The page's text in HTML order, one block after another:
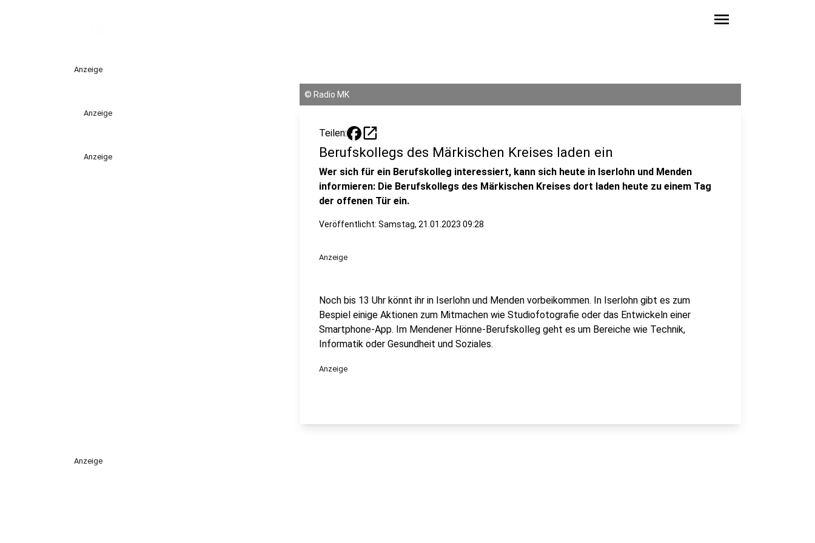
menu
Anzeige
Anzeige
Anzeige
© Radio MK
Teilen: open_in_new
Berufskollegs des Märkischen Kreises laden ein
Wer sich für ein Berufskolleg interessiert, kann sich heute in Iserlohn und Menden
informieren: Die Berufskollegs des Märkischen Kreises dort laden heute zu einem Tag
der offenen Tür ein.
Veröffentlicht: Samstag, 21.01.2023 09:28
Anzeige
Noch bis 13 Uhr könnt ihr in Iserlohn und Menden vorbeikommen. In Iserlohn gibt es zum
Bespiel einige Aktionen zum Mitmachen wie Studiofotografie oder das Entwickeln einer
Smartphone-App. Im Mendener Hönne-Berufskolleg geht es um Bereiche wie Technik,
Informatik oder Gesundheit und Soziales.
Anzeige
Anzeige